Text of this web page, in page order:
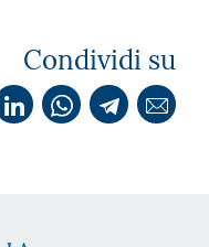
Condividi su